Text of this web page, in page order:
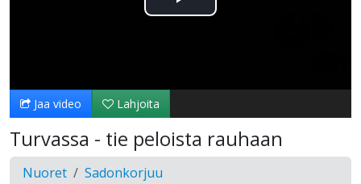
Toista
Jaa video Lahjoita
Turvassa - tie peloista rauhaan
Nuoret Sadonkorjuu